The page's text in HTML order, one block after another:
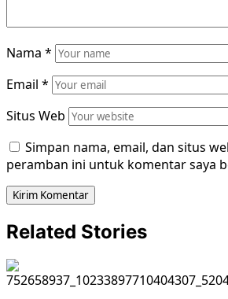
Nama *
Email *
Situs Web
Simpan nama, email, dan situs
peramban ini untuk komentar saya
Related Stories